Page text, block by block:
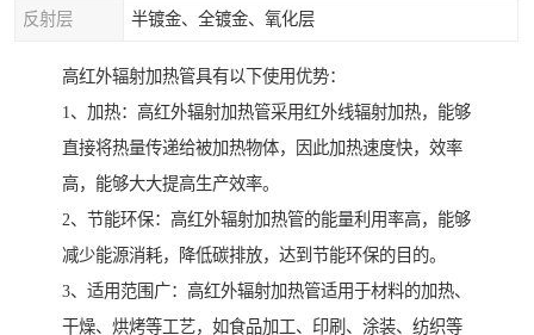
反射层 半镀金、全镀金、氧化层
高红外辐射加热管具有以下使用优势：
1、加热：高红外辐射加热管采用红外线辐射加热，能够
直接将热量传递给被加热物体，因此加热速度快，效率
高，能够大大提高生产效率。
2、节能环保：高红外辐射加热管的能量利用率高，能够
减少能源消耗，降低碳排放，达到节能环保的目的。
3、适用范围广：高红外辐射加热管适用于材料的加热、
干燥、烘烤等工艺，如食品加工、印刷、涂装、纺织等